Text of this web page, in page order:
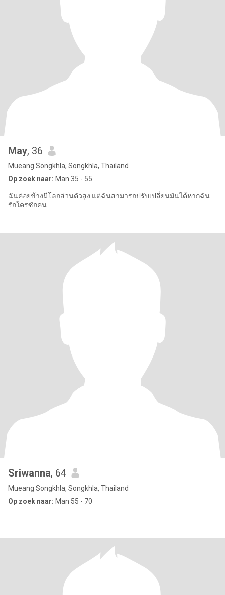
May, 36
Mueang Songkhla, Songkhla, Thailand
Op zoek naar: Man 35 - 55
ฉันค่อยข้างมีโลกส่วนตัวสูง แต่ฉันสามารถปรับเปลี่ยนมันได้หากฉัน
รักใครซักคน
Sriwanna, 64
Mueang Songkhla, Songkhla, Thailand
Op zoek naar: Man 55 - 70